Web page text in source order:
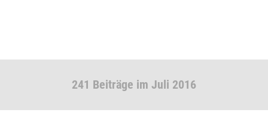
241 Beiträge im Juli 2016